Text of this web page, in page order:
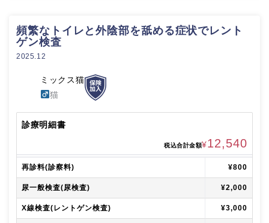
頻繁なトイレと外陰部を舐める症状でレント
ゲン検査
2025.12
ミックス猫
猫
診療明細書
税込合計金額¥12,540
再診料(診察料) ¥800
尿一般検査(尿検査) ¥2,000
X線検査(レントゲン検査) ¥3,000